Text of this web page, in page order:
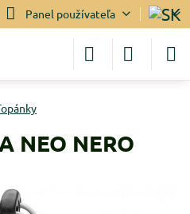
Panel používateľa
NEO NERO